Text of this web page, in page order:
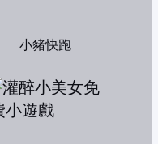
小豬快跑